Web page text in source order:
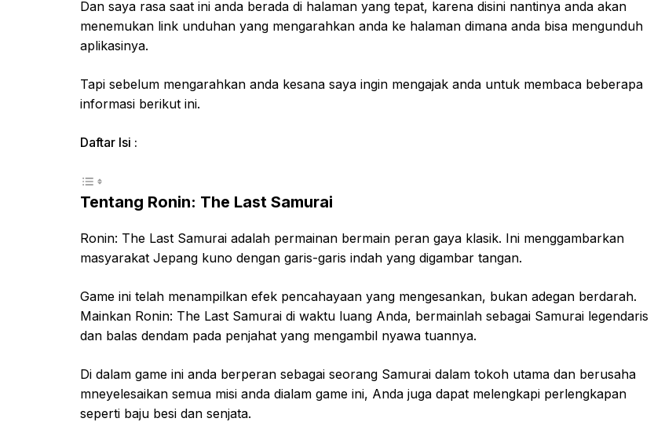
Dan saya rasa saat ini anda berada di halaman yang tepat, karena disini nantinya anda akan
menemukan link unduhan yang mengarahkan anda ke halaman dimana anda bisa mengunduh
aplikasinya.
Tapi sebelum mengarahkan anda kesana saya ingin mengajak anda untuk membaca beberapa
informasi berikut ini.
Daftar Isi :
Tentang Ronin: The Last Samurai
Ronin: The Last Samurai adalah permainan bermain peran gaya klasik. Ini menggambarkan
masyarakat Jepang kuno dengan garis-garis indah yang digambar tangan.
Game ini telah menampilkan efek pencahayaan yang mengesankan, bukan adegan berdarah.
Mainkan Ronin: The Last Samurai di waktu luang Anda, bermainlah sebagai Samurai legendaris
dan balas dendam pada penjahat yang mengambil nyawa tuannya.
Di dalam game ini anda berperan sebagai seorang Samurai dalam tokoh utama dan berusaha
mneyelesaikan semua misi anda dialam game ini, Anda juga dapat melengkapi perlengkapan
seperti baju besi dan senjata.